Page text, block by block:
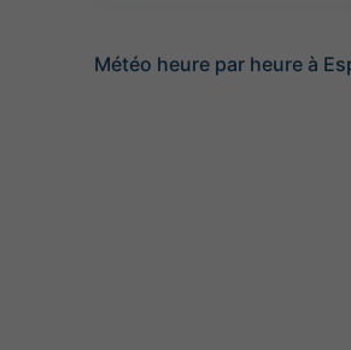
Météo heure par heure à